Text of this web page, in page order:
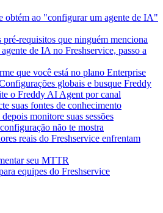
obtém ao "configurar um agente de IA"
pré-requisitos que ninguém menciona
de IA no Freshservice, passo a
que você está no plano Enterprise
globais e busque Freddy
o Freddy AI Agent por canal
suas fontes de conhecimento
monitore suas sessões
não te mostra
reais do Freshservice enfrentam
seu MTTR
equipes do Freshservice